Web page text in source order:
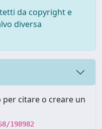
da copyright e
diversa
citare o creare un
198982